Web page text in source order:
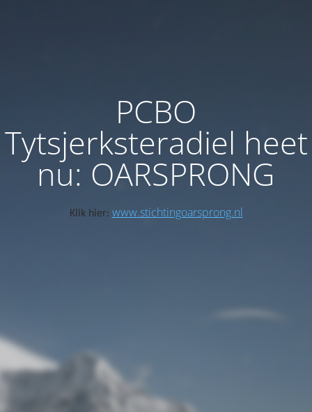
PCBO
Tytsjerksteradiel heet
nu: OARSPRONG
Klik hier: www.stichtingoarsprong.nl